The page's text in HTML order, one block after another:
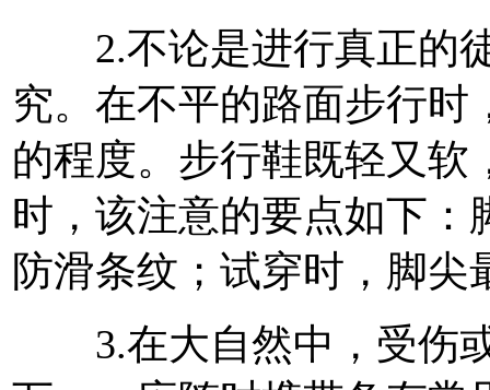
2.不论是进行真正的徒
究。在不平的路面步行
的程度。步行鞋既轻又软
时，该注意的要点如下：
防滑条纹；试穿时，脚尖
3.在大自然中，受伤或